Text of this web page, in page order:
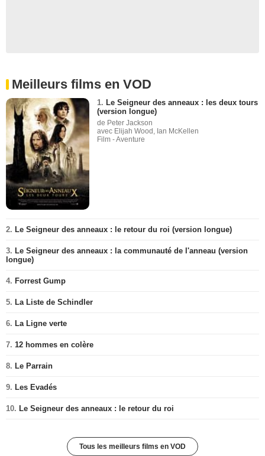
Meilleurs films en VOD
1. Le Seigneur des anneaux : les deux tours
(version longue)
de Peter Jackson
avec Elijah Wood, Ian McKellen
Film - Aventure
2. Le Seigneur des anneaux : le retour du roi (version longue)
3. Le Seigneur des anneaux : la communauté de l'anneau (version
longue)
4. Forrest Gump
5. La Liste de Schindler
6. La Ligne verte
7. 12 hommes en colère
8. Le Parrain
9. Les Evadés
10. Le Seigneur des anneaux : le retour du roi
Tous les meilleurs films en VOD